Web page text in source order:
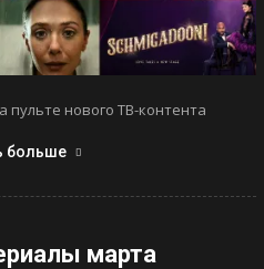
нового ТВ-контента
больше
марта